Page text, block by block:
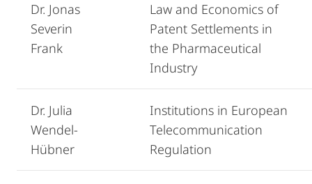
Dr. Jonas
Severin
Frank
Law and Economics of
Patent Settlements in
the Pharmaceutical
Industry
Dr. Julia
Wendel-
Hübner
Institutions in European
Telecommunication
Regulation